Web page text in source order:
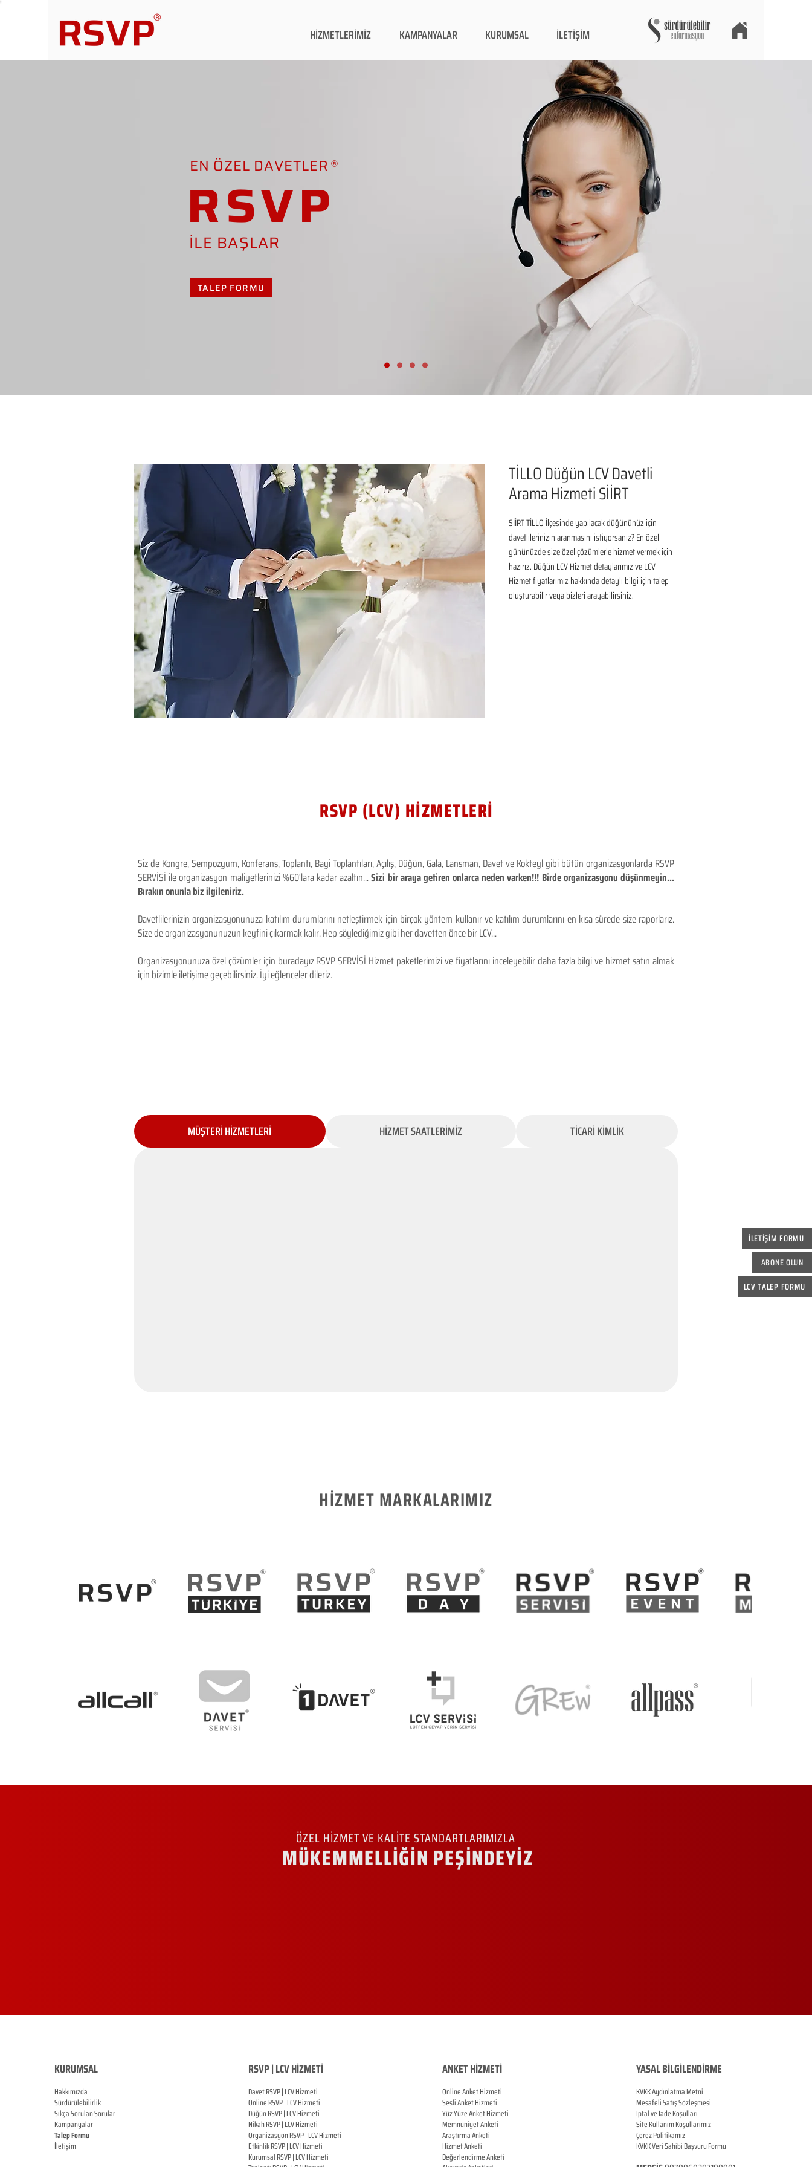
HİZMETLERİMİZ KAMPANYALAR KURUMSAL İLETİŞİM
İLETİŞİM FORMU
ABONE OLUN
LCV TALEP FORMU
EN ÖZEL DAVETLER
RSVP
İLE BAŞLAR
TALEP FORMU
TİLLO Düğün LCV Davetli
Arama Hizmeti SİİRT
SİİRT TİLLO İlçesinde yapılacak düğününüz için
davetlilerinizin aranmasını istiyorsanız? En özel
gününüzde size özel çözümlerle hizmet vermek için
hazırız. Düğün LCV Hizmet detaylarımız ve LCV
Hizmet fiyatlarımız hakkında detaylı bilgi için talep
oluşturabilir veya bizleri arayabilirsiniz.
RSVP (LCV) HİZMETLERİ
Siz de Kongre, Sempozyum, Konferans, Toplantı, Bayi Toplantıları, Açılış, Düğün, Gala, Lansman, Davet ve Kokteyl gibi bütün organizasyonlarda RSVP
SERVİSİ ile organizasyon maliyetlerinizi %60'lara kadar azaltın...Sizi bir araya getiren onlarca neden varken!!! Birde organizasyonu düşünmeyin...
Bırakın onunla biz ilgileniriz.
Davetlilerinizin organizasyonunuza katılım durumlarını netleştirmek için birçok yöntem kullanır ve katılım durumlarını en kısa sürede size raporlarız.
Size de organizasyonunuzun keyfini çıkarmak kalır. Hep söylediğimiz gibi her davetten önce bir LCV...
Organizasyonunuza özel çözümler için buradayız RSVP SERVİSİ Hizmet paketlerimizi ve fiyatlarını inceleyebilir daha fazla bilgi ve hizmet satın almak
için bizimle iletişime geçebilirsiniz. İyi eğlenceler dileriz.
MÜŞTERİ HİZMETLERİ HİZMET SAATLERİMİZ TİCARİ KİMLİK
HİZMET MARKALARIMIZ
ÖZEL HİZMET VE KALİTE STANDARTLARIMIZLA
MÜKEMMELLİĞİN PEŞİNDEYİZ
KURUMSAL
Hakkımızda
Sürdürülebilirlik
Sıkça Sorulan Sorular
Kampanyalar
Talep Formu
İletişim
RSVP | LCV HİZMETİ
Davet RSVP | LCV Hizmeti
OnlineRSVP |LCV Hizmeti
DüğünRSVP |LCV Hizmeti
NikahRSVP |LCV Hizmeti
OrganizasyonRSVP |LCV Hizmeti
EtkinlikRSVP |LCV Hizmeti
KurumsalRSVP |LCV Hizmeti
ANKET HİZMETİ
Online Anket Hizmeti
Sesli Anket Hizmeti
Yüz Yüze Anket Hizmeti
Memnuniyet Anketi
Araştırma Anketi
Hizmet Anketi
Değerlendirme Anketi
YASAL BİLGİLENDİRME
KVKK Aydınlatma Metni
Mesafeli Satış Sözleşmesi
İptal ve İade Koşulları
Site Kullanım Koşullarımız
Çerez Politikamız
KVKK Veri Sahibi Başvuru Formu